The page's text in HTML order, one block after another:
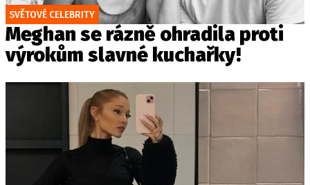
SVĚTOVÉ CELEBRITY
Meghan se rázně ohradila proti
výrokům slavné kuchařky!